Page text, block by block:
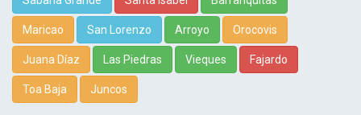
Maricao San Lorenzo Arroyo Orocovis
Juana Díaz Las Piedras Vieques Fajardo
Toa Baja Juncos